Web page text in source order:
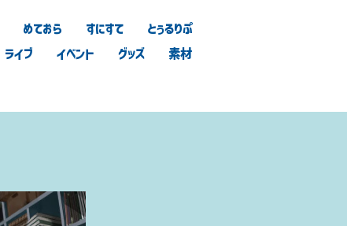
めておら すにすて
とぅるりぷ
ライブ イベント グッズ 素材